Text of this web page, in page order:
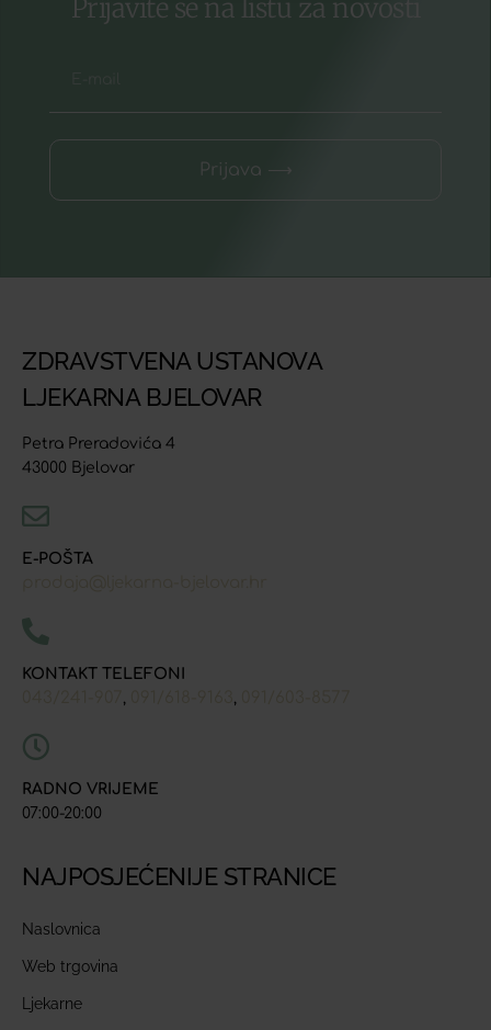
Prijavite se na listu za novosti
Prijava ⟶
ZDRAVSTVENA USTANOVA
LJEKARNA BJELOVAR
Petra Preradovića 4
43000 Bjelovar
E-POŠTA
KONTAKT TELEFONI
, ,
RADNO VRIJEME
07:00-20:00
NAJPOSJEĆENIJE STRANICE
Naslovnica
Web trgovina
Ljekarne